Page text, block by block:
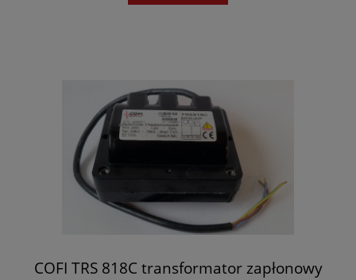
COFI TRS 818C transformator zapłonowy